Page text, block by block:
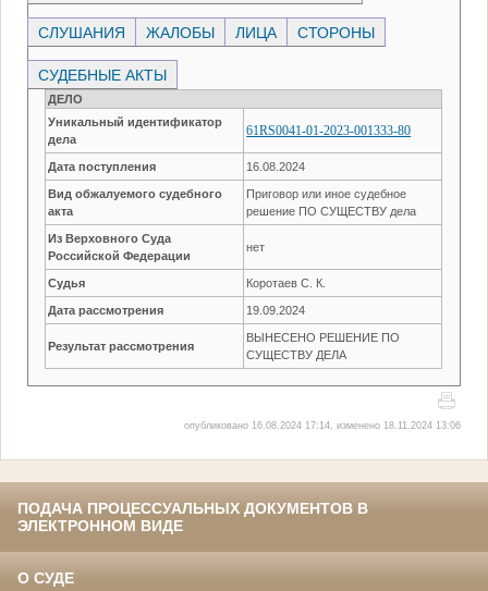
СЛУШАНИЯ ЖАЛОБЫ ЛИЦА СТОРОНЫ
СУДЕБНЫЕ АКТЫ
ДЕЛО
Уникальный идентификатор
дела
61RS0041-01-2023-001333-80
Дата поступления 16.08.2024
Вид обжалуемого судебного
акта
Приговор или иное судебное
решение ПО СУЩЕСТВУ дела
Из Верховного Суда
Российской Федерации
нет
Судья Коротаев С. К.
Дата рассмотрения 19.09.2024
Результат рассмотрения
ВЫНЕСЕНО РЕШЕНИЕ ПО
СУЩЕСТВУ ДЕЛА
опубликовано 16.08.2024 17:14, изменено 18.11.2024 13:06
ПОДАЧА ПРОЦЕССУАЛЬНЫХ ДОКУМЕНТОВ В
ЭЛЕКТРОННОМ ВИДЕ
О СУДЕ